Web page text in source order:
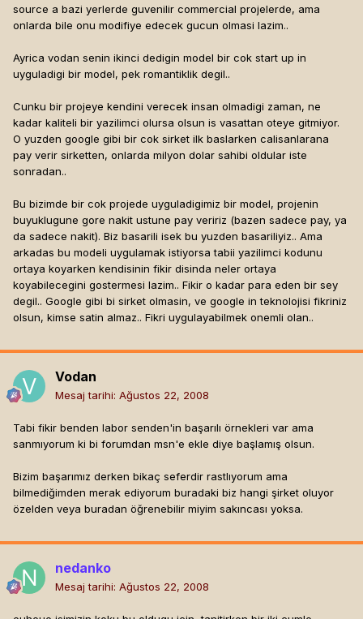
source a bazi yerlerde guvenilir commercial projelerde, ama
onlarda bile onu modifiye edecek gucun olmasi lazim..
Ayrica vodan senin ikinci dedigin model bir cok start up in
uyguladigi bir model, pek romantiklik degil..
Cunku bir projeye kendini verecek insan olmadigi zaman, ne
kadar kaliteli bir yazilimci olursa olsun is vasattan oteye gitmiyor.
O yuzden google gibi bir cok sirket ilk baslarken calisanlarana
pay verir sirketten, onlarda milyon dolar sahibi oldular iste
sonradan..
Bu bizimde bir cok projede uyguladigimiz bir model, projenin
buyuklugune gore nakit ustune pay veririz (bazen sadece pay, ya
da sadece nakit). Biz basarili isek bu yuzden basariliyiz.. Ama
arkadas bu modeli uygulamak istiyorsa tabii yazilimci kodunu
ortaya koyarken kendisinin fikir disinda neler ortaya
koyabilecegini gostermesi lazim.. Fikir o kadar para eden bir sey
degil.. Google gibi bi sirket olmasin, ve google in teknolojisi fikriniz
olsun, kimse satin almaz.. Fikri uygulayabilmek onemli olan..
Vodan
Mesaj tarihi: Ağustos 22, 2008
Tabi fikir benden labor senden'in başarılı örnekleri var ama
sanmıyorum ki bi forumdan msn'e ekle diye başlamış olsun.
Bizim başarımız derken bikaç seferdir rastlıyorum ama
bilmediğimden merak ediyorum buradaki biz hangi şirket oluyor
özelden veya buradan öğrenebilir miyim sakıncası yoksa.
nedanko
Mesaj tarihi: Ağustos 22, 2008